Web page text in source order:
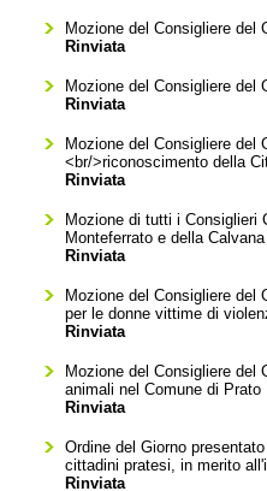
Mozione del Consigliere del
Rinviata
Mozione del Consigliere del
Rinviata
Mozione del Consigliere del
<br/>riconoscimento della
Rinviata
Mozione di tutti i Consiglieri
Monteferrato e della Calvana
Rinviata
Mozione del Consigliere del
per le donne vittime di
Rinviata
Mozione del Consigliere del
animali nel Comune di Prato
Rinviata
Ordine del Giorno
cittadini pratesi, in merito
Rinviata